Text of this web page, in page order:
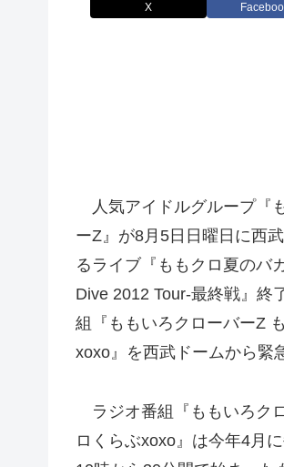
X
人気アイドルグループ『
ーZ』が8月5日日曜日に西
るライブ『ももクロ夏のバ
Dive 2012 Tour-最終戦』終
組『ももいろクローバーZ
xoxo』を西武ドームから緊
ラジオ番組『ももいろク
ロくらぶxoxo』は今年4月